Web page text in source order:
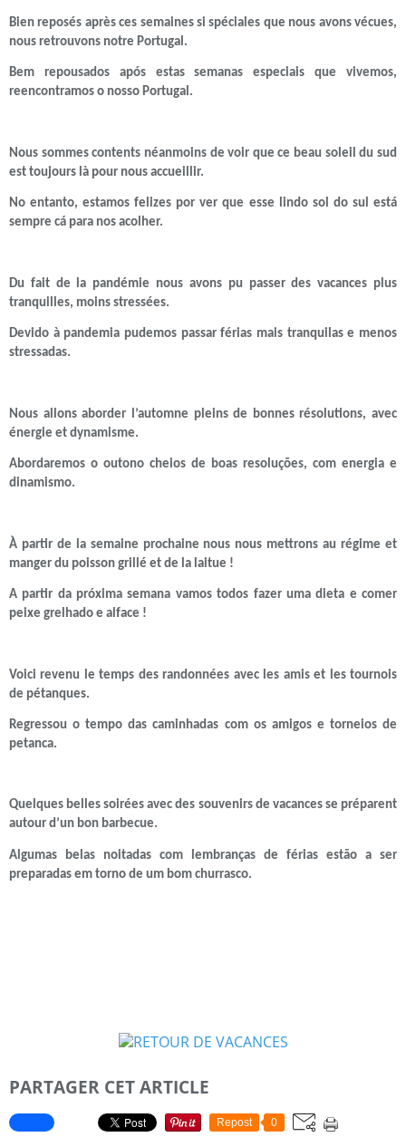
Bien reposés après ces semaines si spéciales que nous avons vécues,
nous retrouvons notre Portugal.
Bem repousados após estas semanas especiais que vivemos,
reencontramos o nosso Portugal.
Nous sommes contents néanmoins de voir que ce beau soleil du sud
est toujours là pour nous accueillir.
No entanto, estamos felizes por ver que esse lindo sol do sul está
sempre cá para nos acolher.
Du fait de la pandémie nous avons pu passer des vacances plus
tranquilles, moins stressées.
Devido à pandemia pudemos passar férias mais tranquilas e menos
stressadas.
Nous allons aborder l’automne pleins de bonnes résolutions, avec
énergie et dynamisme.
Abordaremos o outono cheios de boas resoluções, com energia e
dinamismo.
À partir de la semaine prochaine nous nous mettrons au régime et
manger du poisson grillé et de la laitue !
A partir da próxima semana vamos todos fazer uma dieta e comer
peixe grelhado e alface !
Voici revenu le temps des randonnées avec les amis et les tournois
de pétanques.
Regressou o tempo das caminhadas com os amigos e torneios de
petanca.
Quelques belles soirées avec des souvenirs de vacances se préparent
autour d’un bon barbecue.
Algumas belas noitadas com lembranças de férias estão a ser
preparadas em torno de um bom churrasco.
PARTAGER CET ARTICLE
Repost 0